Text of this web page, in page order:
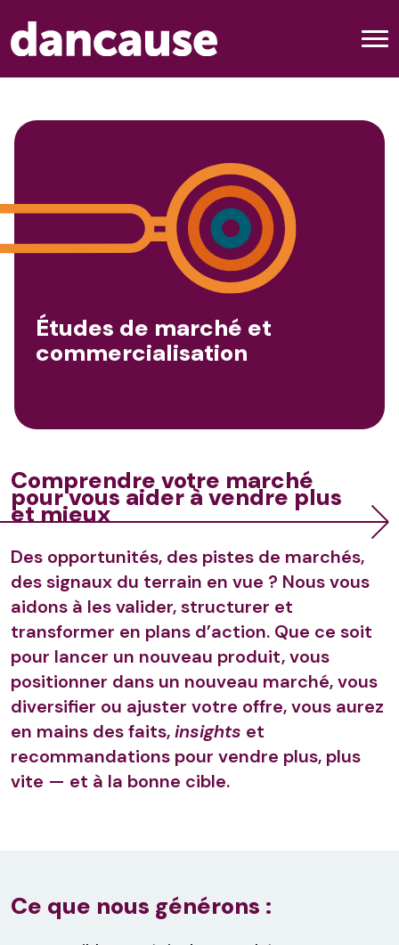
Études de marché et
commercialisation
Comprendre votre marché
pour vous aider à vendre plus
et mieux
Des opportunités, des pistes de marchés,
des signaux du terrain en vue ? Nous vous
aidons à les valider, structurer et
transformer en plans d’action. Que ce soit
pour lancer un nouveau produit, vous
positionner dans un nouveau marché, vous
diversifier ou ajuster votre offre, vous aurez
en mains des faits,insights et
recommandations pour vendre plus, plus
vite — et à la bonne cible.
Ce que nous générons :